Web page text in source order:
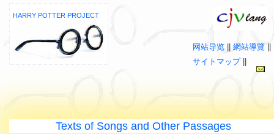
HARRY POTTER PROJECT
网站导览 網站導覽
サイトマップ||
Texts of Songs and Other Passages